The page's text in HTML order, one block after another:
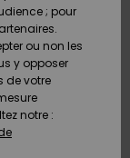
; pour
ou non les
y opposer
de votre
notre :